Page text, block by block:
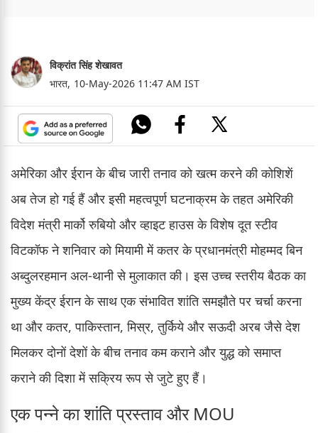
विक्रांत सिंह शेखावत
भारत, 10-May-2026 11:47 AM IST
अमेरिका और ईरान के बीच जारी तनाव को खत्म करने की कोशिशें
अब तेज हो गई हैं और इसी महत्वपूर्ण घटनाक्रम के तहत अमेरिकी
विदेश मंत्री मार्को रुबियो और व्हाइट हाउस के विशेष दूत स्टीव
विटकॉफ ने शनिवार को मियामी में कतर के प्रधानमंत्री मोहम्मद बिन
अब्दुलरहमान अल-थानी से मुलाकात की। इस उच्च स्तरीय बैठक का
मुख्य केंद्र ईरान के साथ एक संभावित शांति समझौते पर चर्चा करना
था और कतर, पाकिस्तान, मिस्र, तुर्किये और सऊदी अरब जैसे देश
मिलकर दोनों देशों के बीच तनाव कम कराने और युद्ध को समाप्त
कराने की दिशा में सक्रिय रूप से जुटे हुए हैं।
एक पन्ने का शांति प्रस्ताव और MOU